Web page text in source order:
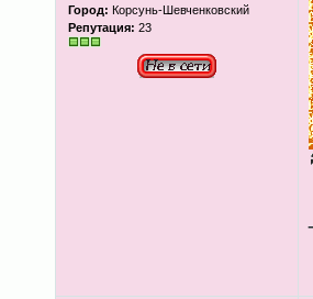
Город: Корсунь-Шевченковский
Репутация: 23